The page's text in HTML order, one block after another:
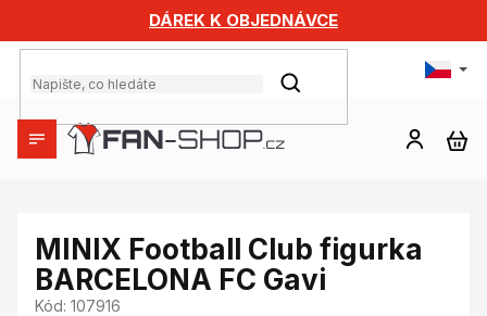
obsah
DÁREK K OBJEDNÁVCE
HLEDAT
MINIX Football Club figurka
BARCELONA FC Gavi
Kód: 107916